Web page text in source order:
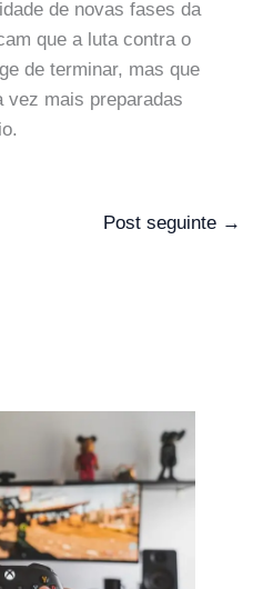
de novas fases da
que a luta contra o
de terminar, mas que
vez mais preparadas
Post seguinte →